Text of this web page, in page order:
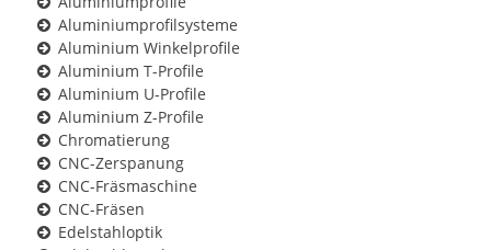
Aluminiumprofilsysteme
Aluminium Winkelprofile
Aluminium T-Profile
Aluminium U-Profile
Aluminium Z-Profile
Chromatierung
CNC-Zerspanung
CNC-Fräsmaschine
CNC-Fräsen
Edelstahloptik